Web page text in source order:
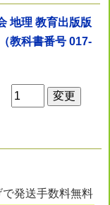
地理 教育出版版
教科書番号 017-
発送手数料無料